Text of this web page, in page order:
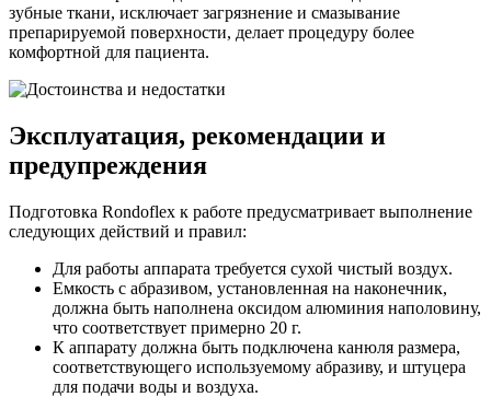
зубные ткани, исключает загрязнение и смазывание
препарируемой поверхности, делает процедуру более
комфортной для пациента.
Эксплуатация, рекомендации и
предупреждения
Подготовка Rondoflex к работе предусматривает выполнение
следующих действий и правил:
Для работы аппарата требуется сухой чистый воздух.
Емкость с абразивом, установленная на наконечник,
должна быть наполнена оксидом алюминия наполовину,
что соответствует примерно 20 г.
К аппарату должна быть подключена канюля размера,
соответствующего используемому абразиву, и штуцера
для подачи воды и воздуха.